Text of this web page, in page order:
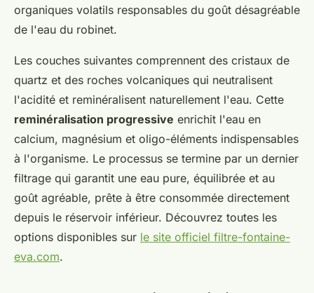
organiques volatils responsables du goût désagréable
de l'eau du robinet.
Les couches suivantes comprennent des cristaux de
quartz et des roches volcaniques qui neutralisent
l'acidité et reminéralisent naturellement l'eau. Cette
reminéralisation progressive enrichit l'eau en
calcium, magnésium et oligo-éléments indispensables
à l'organisme. Le processus se termine par un dernier
filtrage qui garantit une eau pure, équilibrée et au
goût agréable, prête à être consommée directement
depuis le réservoir inférieur. Découvrez toutes les
options disponibles sur le site officiel filtre-fontaine-
eva.com.